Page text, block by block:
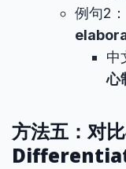
例句2
中
心
方法五：对